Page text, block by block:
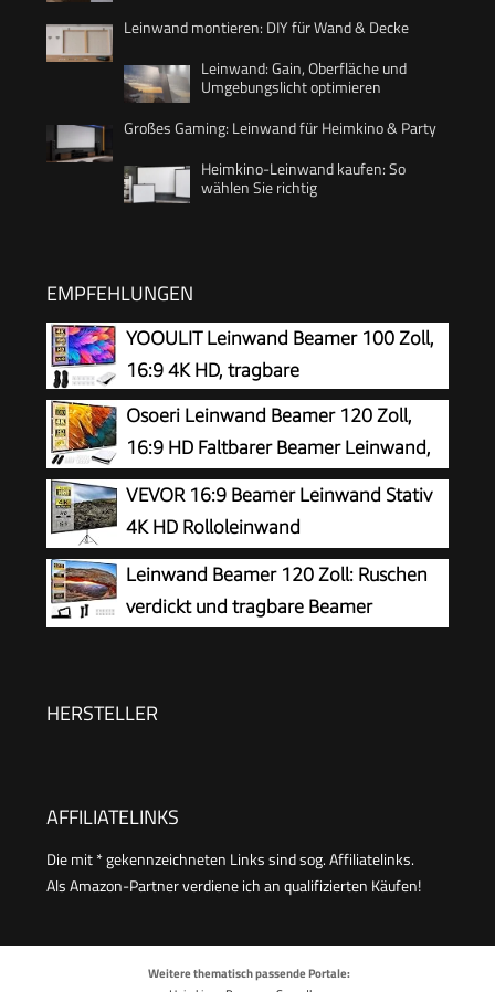
Leinwand montieren: DIY für Wand & Decke
Leinwand: Gain, Oberfläche und
Umgebungslicht optimieren
Großes Gaming: Leinwand für Heimkino & Party
Heimkino-Leinwand kaufen: So
wählen Sie richtig
EMPFEHLUNGEN
YOOULIT Leinwand Beamer 100 Zoll,
16:9 4K HD, tragbare
Osoeri Leinwand Beamer 120 Zoll,
16:9 HD Faltbarer Beamer Leinwand,
Anti-Falten Doppelseitige Projector
Screen 265x149cm, Tragbarer Projektor
Leinwände für Zuhause, Schule, Treffen
VEVOR 16:9 Beamer Leinwand Stativ
4K HD Rolloleinwand
Präsentationswand Projektionsfläche
178x100cm Projektor Bildschirm Standfuß 200-
250cm höhenverstellbar ideal für Heimkino
Leinwand Beamer 120 Zoll: Ruschen
verdickt und tragbare Beamer
Garten, Camping, Büro, inkl. Haken & Seile
HERSTELLER
AFFILIATELINKS
Die mit * gekennzeichneten Links sind sog. Affiliatelinks.
Als Amazon-Partner verdiene ich an qualifizierten Käufen!
Weitere thematisch passende Portale: